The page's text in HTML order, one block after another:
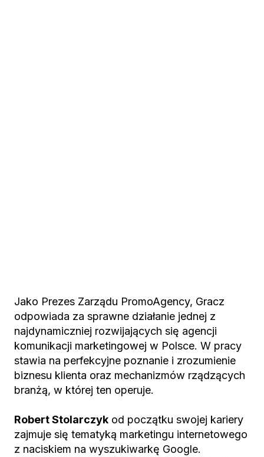
Jako Prezes Zarządu PromoAgency, Gracz
odpowiada za sprawne działanie jednej z
najdynamiczniej rozwijających się agencji
komunikacji marketingowej w Polsce. W pracy
stawia na perfekcyjne poznanie i zrozumienie
biznesu klienta oraz mechanizmów rządzących
branżą, w której ten operuje.
Robert Stolarczyk od początku swojej kariery
zajmuje się tematyką marketingu internetowego
z naciskiem na wyszukiwarkę Google.